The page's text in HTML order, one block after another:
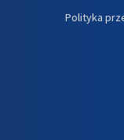
Polityka